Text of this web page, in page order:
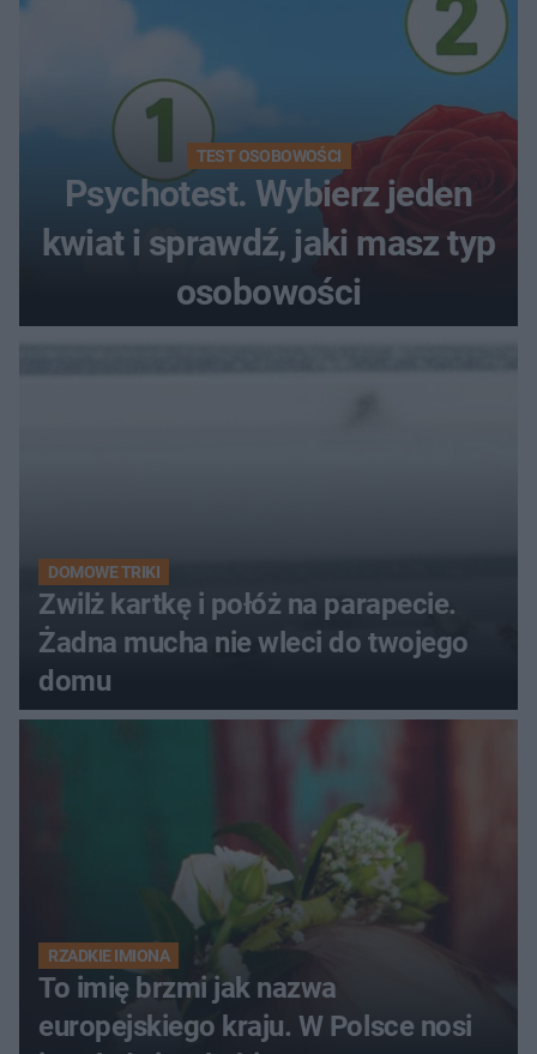
TEST OSOBOWOŚCI
Psychotest. Wybierz jeden
kwiat i sprawdź, jaki masz typ
osobowości
DOMOWE TRIKI
Zwilż kartkę i połóż na parapecie.
Żadna mucha nie wleci do twojego
domu
RZADKIE IMIONA
To imię brzmi jak nazwa
europejskiego kraju. W Polsce nosi